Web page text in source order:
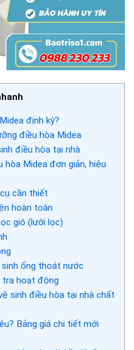
định kỳ?
điều hòa Midea
điều hòa tại nhà
hòa Midea đơn giản, hiệu
cần thiết
hoàn toàn
gió (lưới lọc)
ống thoát nước
tra hoạt động
sinh điều hòa tại nhà chất
Bảng giá chi tiết mới